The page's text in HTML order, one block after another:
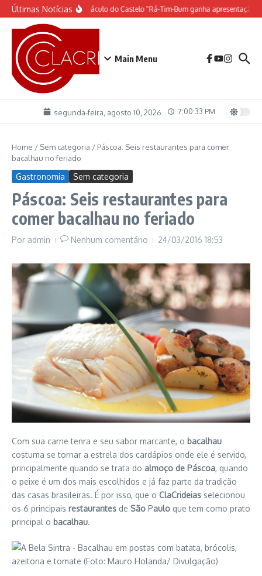
Ir para o conteúdo
Últimas NotíciasO espetáculo do Castelo “Rá-Tim-Bum ganha apresentação
Main Menu
segunda-feira, agosto 10, 2026 7:00:34 PM
Home / Sem categoria / Páscoa: Seis restaurantes para comer
bacalhau no feriado
Gastronomia Sem categoria
Páscoa: Seis restaurantes para
comer bacalhau no feriado
Por admin Nenhum comentário 24/03/2016 18:53
Com sua carne tenra e seu sabor marcante, o bacalhau
costuma se tornar a estrela dos cardápios onde ele é servido,
principalmente quando se trata do almoço de Páscoa, quando
o peixe é um dos mais escolhidos e já faz parte da tradição
das casas brasileiras. É por isso, que o ClaCrideias selecionou
os 6 principais restaurantes de São Paulo que tem como prato
principal o bacalhau.